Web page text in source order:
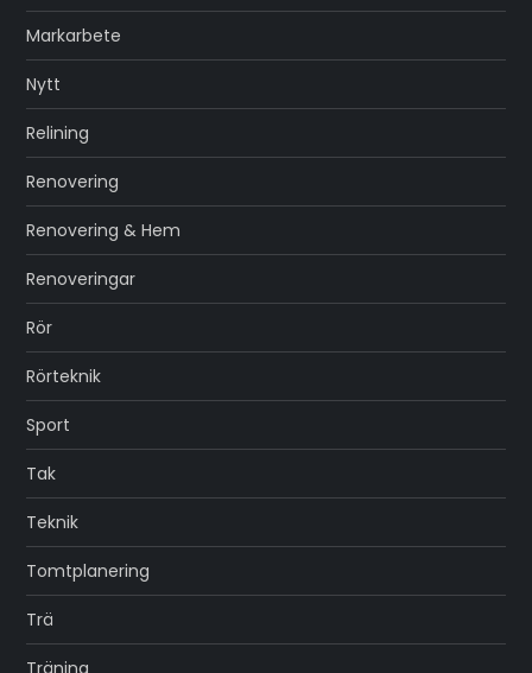
Markarbete
Nytt
Relining
Renovering
Renovering & Hem
Renoveringar
Rör
Rörteknik
Sport
Tak
Teknik
Tomtplanering
Trä
Träning